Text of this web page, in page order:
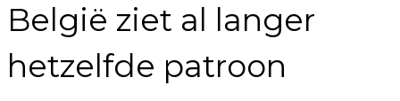
België ziet al langer
hetzelfde patroon